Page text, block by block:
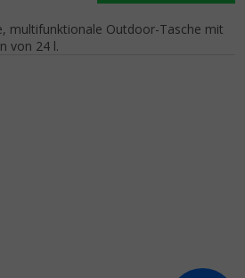
multifunktionale Outdoor-Tasche mit
von 24 l.